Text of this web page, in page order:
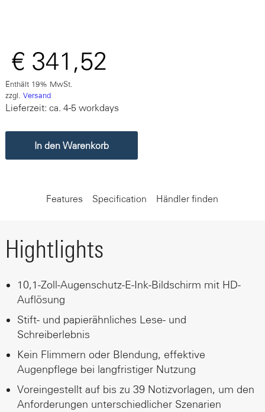
€ 341,52
Enthält 19% MwSt.
zzgl. Versand
Lieferzeit: ca. 4-5 workdays
In den Warenkorb
Features Specification Händler finden
Hightlights
10,1-Zoll-Augenschutz-E-Ink-Bildschirm mit HD-
Auflösung
Stift- und papierähnliches Lese- und
Schreiberlebnis
Kein Flimmern oder Blendung, effektive
Augenpflege bei langfristiger Nutzung
Voreingestellt auf bis zu 39 Notizvorlagen, um den
Anforderungen unterschiedlicher Szenarien